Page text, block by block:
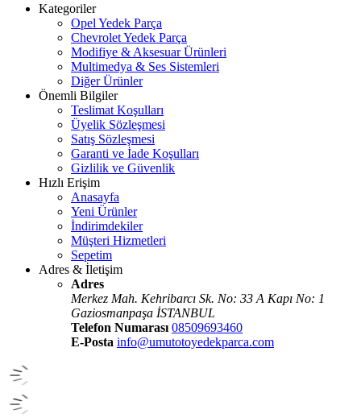
Kategoriler
Opel Yedek Parça
Chevrolet Yedek Parça
Modifiye & Aksesuar Ürünleri
Multimedya & Ses Sistemleri
Diğer Ürünler
Önemli Bilgiler
Teslimat Koşulları
Üyelik Sözleşmesi
Satış Sözleşmesi
Garanti ve İade Koşulları
Gizlilik ve Güvenlik
Hızlı Erişim
Anasayfa
Yeni Ürünler
İndirimdekiler
Müşteri Hizmetleri
Sepetim
Adres & İletişim
Adres
Merkez Mah. Kehribarcı Sk. No: 33 A Kapı No: 1
Gaziosmanpaşa İSTANBUL
Telefon Numarası 08509693460
E-Posta info@umutotoyedekparca.com